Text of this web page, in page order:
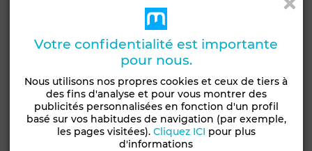
Cuisine équipée
Voir plus de photos
Votre confidentialité est importante
pour nous.
Nous utilisons nos propres cookies et ceux de tiers à
des fins d'analyse et pour vous montrer des
publicités personnalisées en fonction d'un profil
basé sur vos habitudes de navigation (par exemple,
les pages visitées). Cliquez ICI pour plus
d'informations